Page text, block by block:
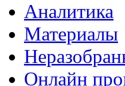
Аналитика
Материалы
Онлайн